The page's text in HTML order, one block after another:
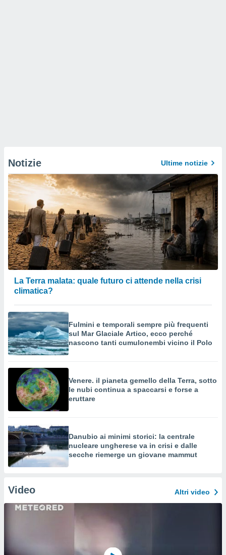
Notizie Ultime notizie
La Terra malata: quale futuro ci attende nella crisi
climatica?
Fulmini e temporali sempre più frequenti
sul Mar Glaciale Artico, ecco perché
nascono tanti cumulonembi vicino il Polo
Venere. il pianeta gemello della Terra, sotto
le nubi continua a spaccarsi e forse a
eruttare
Danubio ai minimi storici: la centrale
nucleare ungherese va in crisi e dalle
secche riemerge un giovane mammut
Video Altri video